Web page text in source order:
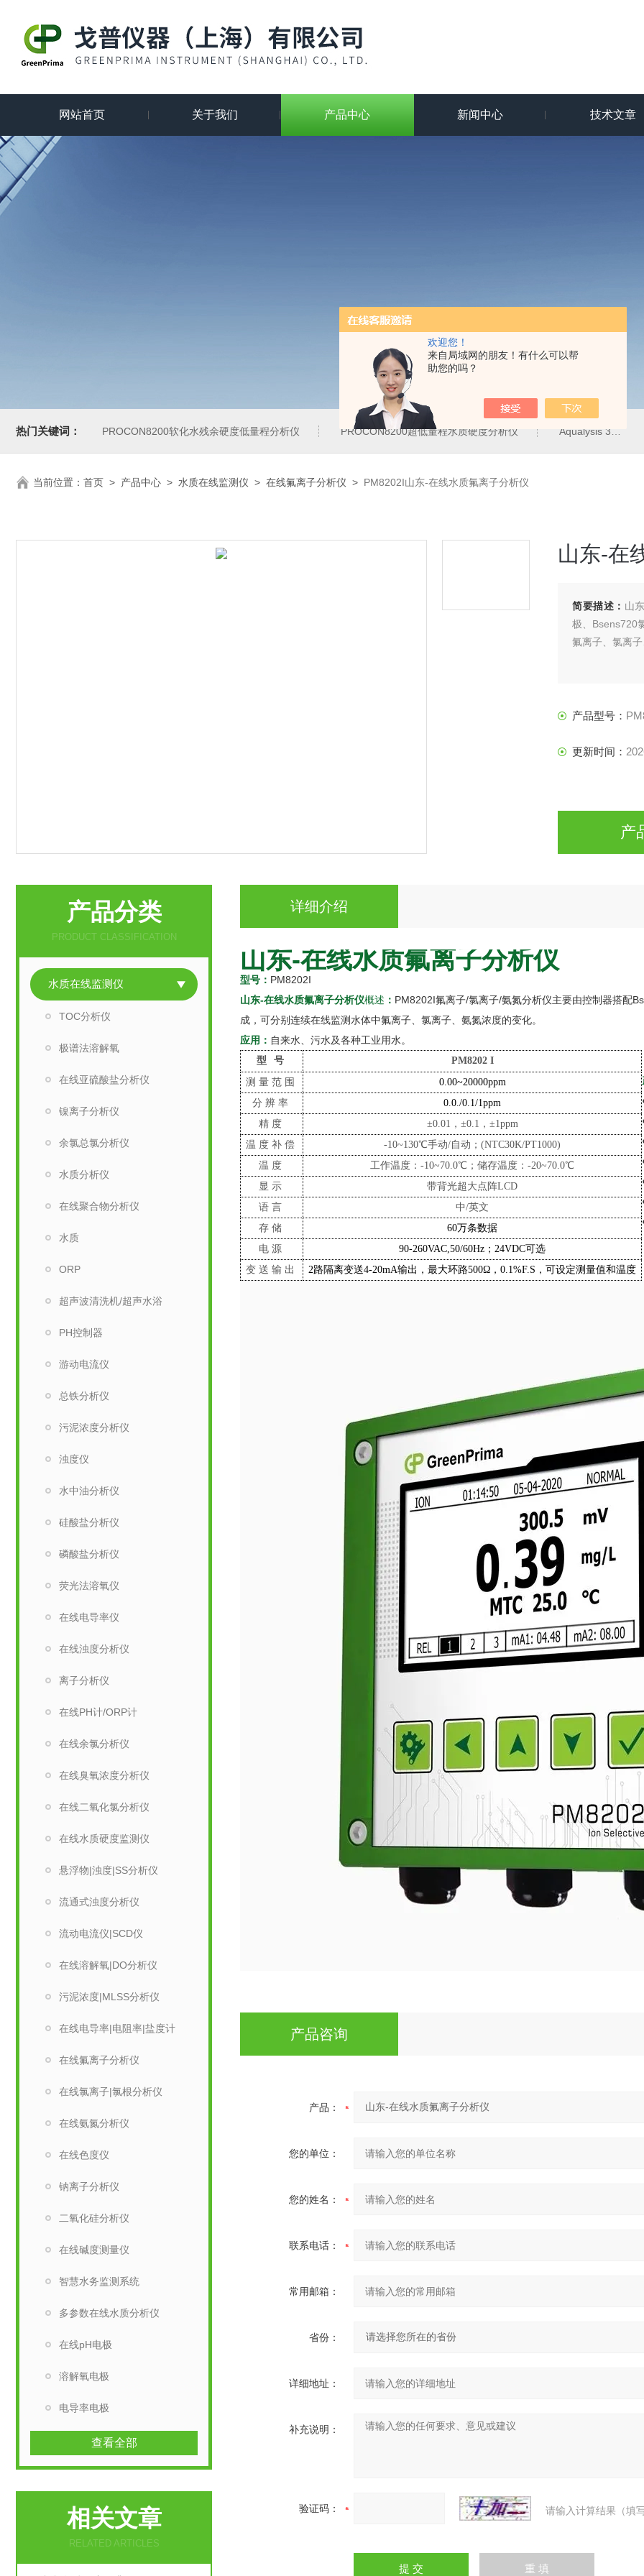
欢迎您！
来自局域网的朋友！有什么可以帮
助您的吗？
网站首页 关于我们 产品中心 新闻中心 技术文章
热门关键词： PROCON8200软化水残余硬度低量程分析仪 PROCON8200超低量程水质硬度分析仪 Aqualysis 300饮用水管网在线余氯总氯分析仪
当前位置： 首页 > 产品中心 > 水质在线监测仪 > 在线氟离子分析仪 > PM8202I山东-在线水质氟离子分析仪
山东-在
简要描述： 山
极、Bsens720
氟离子、氯离
产品型号：
更新时间：
产
产品分类
PRODUCT CLASSIFICATION
水质在线监测仪
TOC分析仪
极谱法溶解氧
在线亚硫酸盐分析仪
镍离子分析仪
余氯总氯分析仪
水质分析仪
在线聚合物分析仪
水质
ORP
超声波清洗机/超声水浴
PH控制器
游动电流仪
总铁分析仪
污泥浓度分析仪
浊度仪
水中油分析仪
硅酸盐分析仪
磷酸盐分析仪
荧光法溶氧仪
在线电导率仪
在线浊度分析仪
离子分析仪
在线PH计/ORP计
在线余氯分析仪
在线臭氧浓度分析仪
在线二氧化氯分析仪
在线水质硬度监测仪
悬浮物|浊度|SS分析仪
流通式浊度分析仪
流动电流仪|SCD仪
在线溶解氧|DO分析仪
污泥浓度|MLSS分析仪
在线电导率|电阻率|盐度计
在线氟离子分析仪
在线氯离子|氯根分析仪
在线氨氮分析仪
在线色度仪
钠离子分析仪
二氧化硅分析仪
在线碱度测量仪
智慧水务监测系统
多参数在线水质分析仪
在线pH电极
溶解氧电极
电导率电极
查看全部
相关文章
RELATED ARTICLES
详细介绍
山东-在线水质氟离子分析仪
型号： PM8202I
山东-在线水质氟离子分析仪概述 ： PM8202I氟离子/氯离子/氨氮分析仪主要由控制器搭配
成，可分别连续在线监测水体中氟离子、氯离子、氨氮浓度的变化。
应用： 自来水、污水及各种工业用水。
型 号 PM8202 I
测量范围
0.00~20000ppm
分辨率
0.0./0.1/1ppm
精度
±0.01， ±0.1， ±1ppm
温度补偿
-10~130℃手动/自动；(NTC30K/PT1000)
温度
工作温度： -10~70.0℃；储存温度：-20~70.0℃
显示
带背光超大点阵LCD
语言
中/英文
存储
60万条数据
电源
90-260VAC,50/60Hz；24VDC可选
变送输出
2路隔离变送4-20mA输出，最大环路500Ω，0.1%F.S，可设定测量值和温度
产品咨询
产品：
您的单位：
您的姓名：
联系电话：
常用邮箱：
省份：
详细地址：
补充说明：
验证码： 请输入计算结果（填